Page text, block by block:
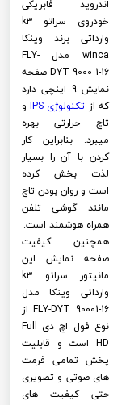
اندروید فابریکی
خودروی سراتو k3
وارداتی برند وینکا
winca مدل FLY-
DYT 9000 1-16 صفحه
نمایش 9 اینچی دارد
که از تکنولوژی IPSو
تاچ حرارتی بهره
میبرد. بنابراین کار
کردن با آن را بسیار
لذت بخش کرده
است و روان بودن تاچ
مانند گوشی تلفن
همراه هوشمند است.
همچنین کیفیت
صفحه نمایش این
مانیتور سراتو k3
وارداتی وینکا مدل
FLY-DYT 90001-16 از
نوع فول اچ دی Full
HD است و قابلیت
پخش تمامی فرمت
های صوتی و تصویری
حتی کیفیت های